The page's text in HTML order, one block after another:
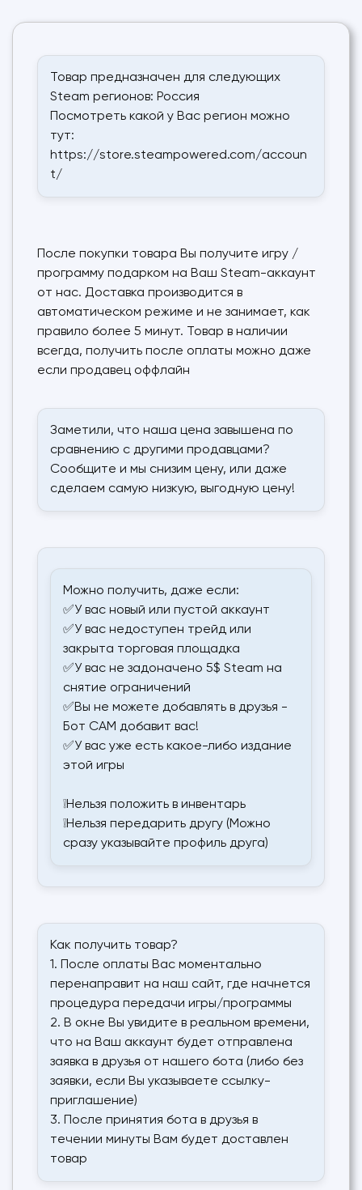
Товар предназначен для следующих
Steam регионов: Россия
Посмотреть какой у Вас регион можно
тут:
https://store.steampowered.com/accoun
t/
После покупки товара Вы получите игру /
программу подарком на Ваш Steam-аккаунт
от нас. Доставка производится в
автоматическом режиме и не занимает, как
правило более 5 минут. Товар в наличии
всегда, получить после оплаты можно даже
если продавец оффлайн
Заметили, что наша цена завышена по
сравнению с другими продавцами?
Сообщите и мы снизим цену, или даже
сделаем самую низкую, выгодную цену!
Можно получить, даже если:
✅У вас новый или пустой аккаунт
✅У вас недоступен трейд или
закрыта торговая площадка
✅У вас не задоначено 5$ Steam на
снятие ограничений
✅Вы не можете добавлять в друзья -
Бот САМ добавит вас!
✅У вас уже есть какое-либо издание
этой игры
❕Нельзя положить в инвентарь
❕Нельзя передарить другу (Можно
сразу указывайте профиль друга)
Как получить товар?
1. После оплаты Вас моментально
перенаправит на наш сайт, где начнется
процедура передачи игры/программы
2. В окне Вы увидите в реальном времени,
что на Ваш аккаунт будет отправлена
заявка в друзья от нашего бота (либо без
заявки, если Вы указываете ссылку-
приглашение)
3. После принятия бота в друзья в
течении минуты Вам будет доставлен
товар